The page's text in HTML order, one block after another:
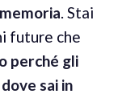
. Stai
future che
perché gli
sai in